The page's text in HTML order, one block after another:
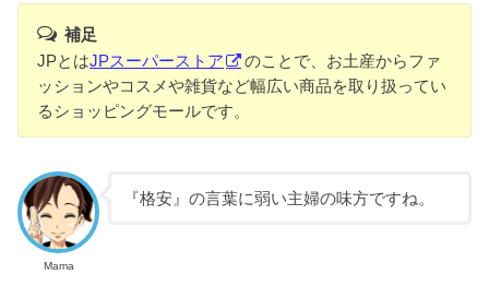
補足
JPとはJPスーパーストア
のことで、お土産からファ
ッションやコスメや雑貨など幅広い商品を取り扱ってい
るショッピングモールです。
Mama
『格安』の言葉に弱い主婦の味方ですね。